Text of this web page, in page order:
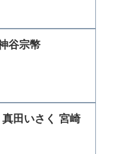
谷宗幣
田いさく 宮崎